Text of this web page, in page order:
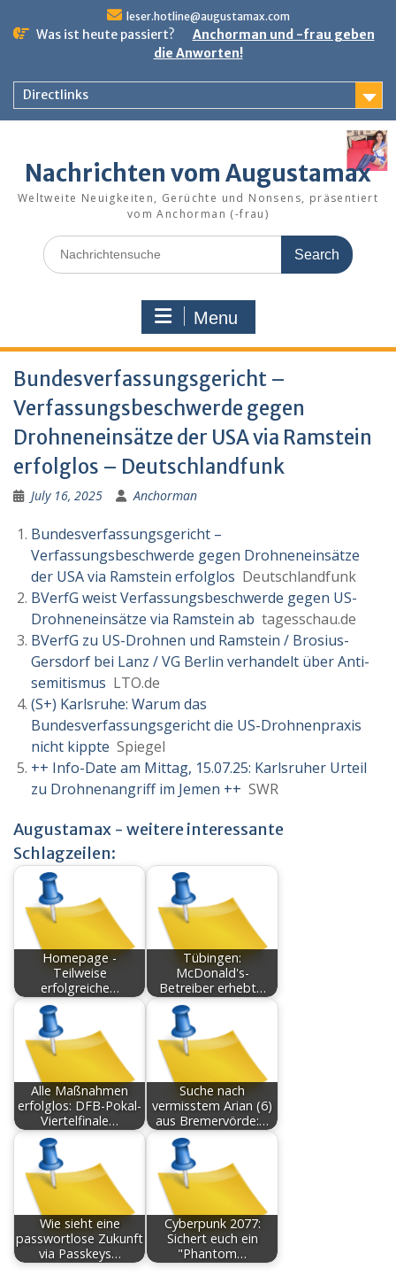
leser.hotline@augustamax.com
Was ist heute passiert?
Anchorman und -frau geben
die Anworten!
Directlinks
Nachrichten vom Augustamax
Weltweite Neuigkeiten, Gerüchte und Nonsens, präsentiert
vom Anchorman (-frau)
Search
for:
Menu
Bundesverfassungsgericht –
Verfassungsbeschwerde gegen
Drohneneinsätze der USA via Ramstein
erfolglos – Deutschlandfunk
July 16, 2025 Anchorman
Bundesverfassungsgericht –
Verfassungsbeschwerde gegen Drohneneinsätze
der USA via Ramstein erfolglos Deutschlandfunk
BVerfG weist Verfassungsbeschwerde gegen US-
Drohneneinsätze via Ramstein ab tagesschau.de
BVerfG zu US-Drohnen und Ram­stein / Bro­sius-
Gers­dorf bei Lanz / VG Berlin ver­han­delt über Anti­
se­mi­tismus LTO.de
(S+) Karlsruhe: Warum das
Bundesverfassungsgericht die US-Drohnenpraxis
nicht kippte Spiegel
++ Info-Date am Mittag, 15.07.25: Karlsruher Urteil
zu Drohnenangriff im Jemen ++ SWR
Augustamax - weitere interessante
Schlagzeilen:
Homepage -
Teilweise
erfolgreiche…
Tübingen:
McDonald's-
Betreiber erhebt…
Alle Maßnahmen
erfolglos: DFB-Pokal-
Viertelfinale…
Suche nach
vermisstem Arian (6)
aus Bremervörde:…
Wie sieht eine
passwortlose Zukunft
via Passkeys…
Cyberpunk 2077:
Sichert euch ein
"Phantom…